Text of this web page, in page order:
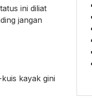
ini diliat
jangan
kayak gini